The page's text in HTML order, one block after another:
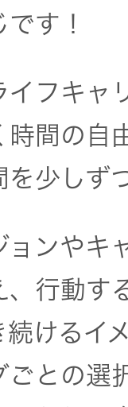
す！
イフキャ
時間の自
を少しず
ョンやキ
、行動す
けるイ
ごとの選